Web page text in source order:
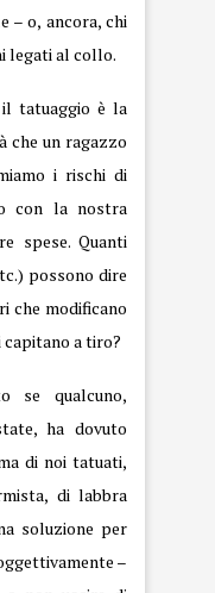
– o, ancora, chi
legati al collo.
tatuaggio è la
che un ragazzo
i rischi di
con la nostra
spese. Quanti
possono dire
che modificano
a tiro?
se qualcuno,
ha dovuto
di noi tatuati,
di labbra
soluzione per
–